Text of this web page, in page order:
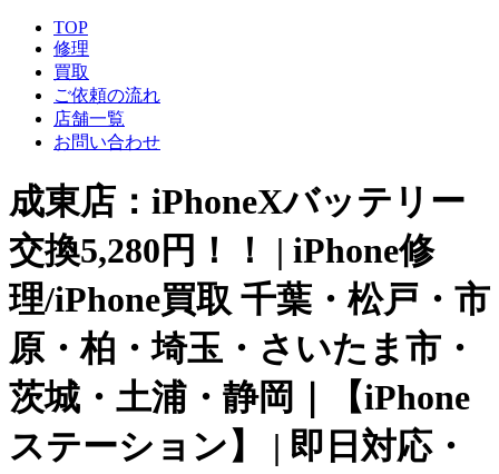
TOP
修理
買取
ご依頼の流れ
店舗一覧
お問い合わせ
成東店：iPhoneXバッテリー
交換5,280円！！ | iPhone修
理/iPhone買取 千葉・松戸・市
原・柏・埼玉・さいたま市・
茨城・土浦・静岡｜【iPhone
ステーション】 | 即日対応・